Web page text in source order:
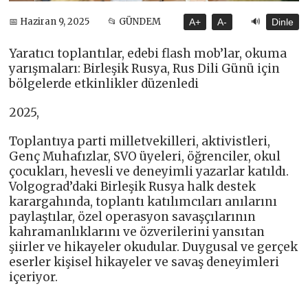
📅 Haziran 9, 2025 📂 GÜNDEM A+ A- 🔊 Dinle
Yaratıcı toplantılar, edebi flash mob’lar, okuma
yarışmaları: Birleşik Rusya, Rus Dili Günü için
bölgelerde etkinlikler düzenledi
2025,
Toplantıya parti milletvekilleri, aktivistleri,
Genç Muhafızlar, SVO üyeleri, öğrenciler, okul
çocukları, hevesli ve deneyimli yazarlar katıldı.
Volgograd’daki Birleşik Rusya halk destek
karargahında, toplantı katılımcıları anılarını
paylaştılar, özel operasyon savaşçılarının
kahramanlıklarını ve özverilerini yansıtan
şiirler ve hikayeler okudular. Duygusal ve gerçek
eserler kişisel hikayeler ve savaş deneyimleri
içeriyor.